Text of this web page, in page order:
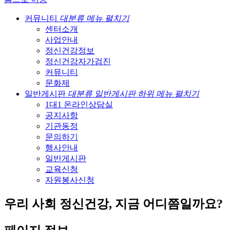
커뮤니티 대분류 메뉴 펼치기
센터소개
사업안내
정신건강정보
정신건강자가검진
커뮤니티
문화제
일반게시판 대분류 일반게시판 하위 메뉴 펼치기
1대1 온라인상담실
공지사항
기관동정
문의하기
행사안내
일반게시판
교육신청
자원봉사신청
우리 사회 정신건강, 지금 어디쯤일까요?